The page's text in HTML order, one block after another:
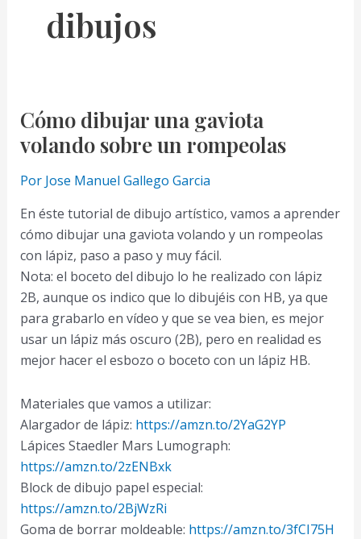
dibujos
Cómo dibujar una gaviota
volando sobre un rompeolas
Por Jose Manuel Gallego Garcia
En éste tutorial de dibujo artístico, vamos a aprender
cómo dibujar una gaviota volando y un rompeolas
con lápiz, paso a paso y muy fácil.
Nota: el boceto del dibujo lo he realizado con lápiz
2B, aunque os indico que lo dibujéis con HB, ya que
para grabarlo en vídeo y que se vea bien, es mejor
usar un lápiz más oscuro (2B), pero en realidad es
mejor hacer el esbozo o boceto con un lápiz HB.
Materiales que vamos a utilizar:
Alargador de lápiz: https://amzn.to/2YaG2YP
Lápices Staedler Mars Lumograph:
https://amzn.to/2zENBxk
Block de dibujo papel especial:
https://amzn.to/2BjWzRi
Goma de borrar moldeable: https://amzn.to/3fCI75H